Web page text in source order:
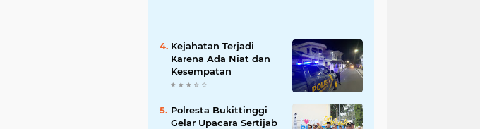
Kejahatan Terjadi
Karena Ada Niat dan
Kesempatan
Polresta Bukittinggi
Gelar Upacara Sertijab